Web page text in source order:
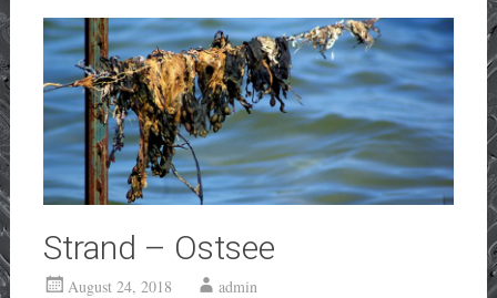
Strand – Ostsee
August 24, 2018 admin